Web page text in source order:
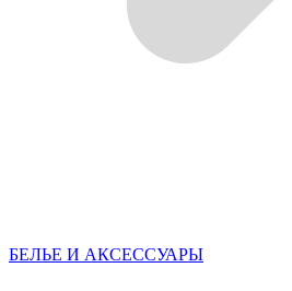
БЕЛЬЕ И АКСЕССУАРЫ